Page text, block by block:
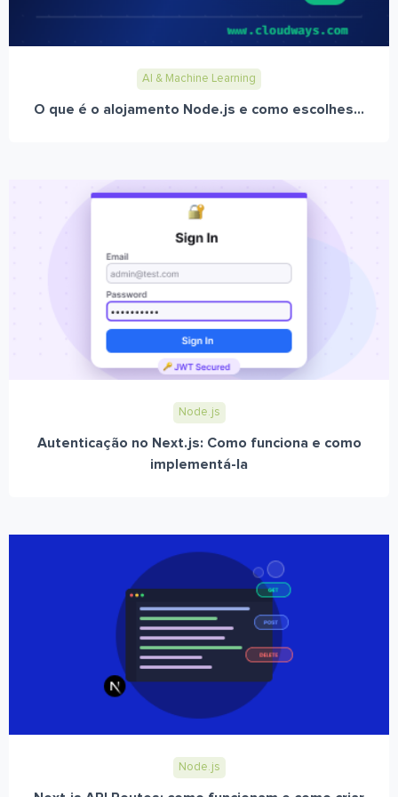
AI & Machine Learning
O que é o alojamento Node.js e como escolhes...
Node.js
Autenticação no Next.js: Como funciona e como
implementá-la
Node.js